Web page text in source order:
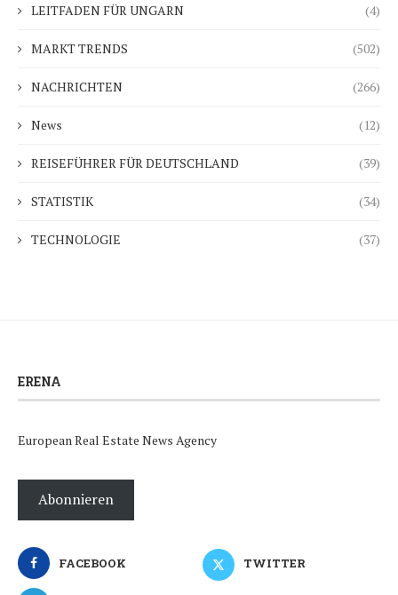
LEITFADEN FÜR UNGARN (4)
MARKT TRENDS (502)
NACHRICHTEN (266)
News (12)
REISEFÜHRER FÜR DEUTSCHLAND (39)
STATISTIK (34)
TECHNOLOGIE (37)
ERENA
European Real Estate News Agency
Abonnieren
FACEBOOK TWITTER